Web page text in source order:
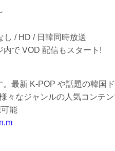
し / HD / 日韓同時放送
で VOD 配信もスタート!
最新 K-POP や話題の韓国
々なジャンルの人気コンテ
能